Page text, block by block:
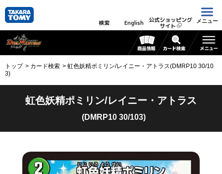
検索 English 公式ショッピング
サイト
メニュー
トップ カード検索
虹色妖精ポミリン/レイニー・アトラス(DMRP10 30/10
3)
虹色妖精ポミリン/レイニー・アトラス
(DMRP10 30/103)